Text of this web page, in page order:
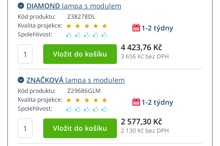
DIAMOND lampa s modulem
Kód produktu:
Kvalita projekce:
Spolehlivost:
Z38278DL
1-2 týdny
4 423,76 Kč
3 656 Kč bez DPH
ZNAČKOVÁ lampa s modulem
Kód produktu:
Kvalita projekce:
Spolehlivost:
Z29686GLM
1-2 týdny
2 577,30 Kč
2 130 Kč bez DPH